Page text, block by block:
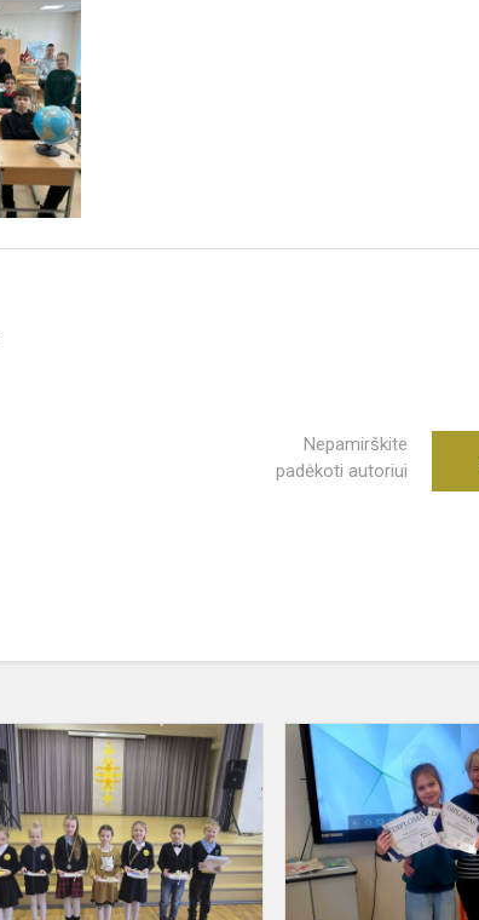
Nepamirškite
padėkoti autoriui
Konkursas
„Žodis
skamba
širdy“